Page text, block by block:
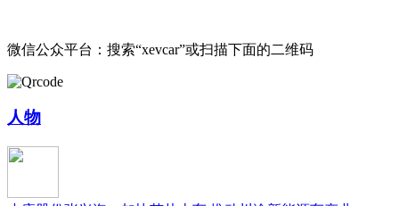
微信公众平台：搜索“xevcar”或扫描下面的二维码
人物